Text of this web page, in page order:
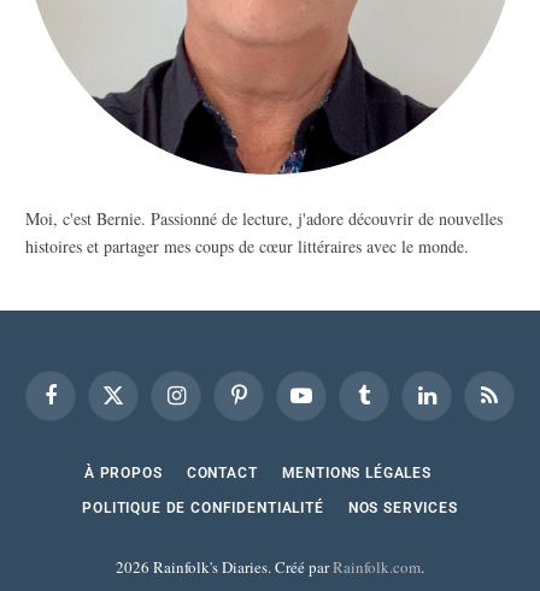
Moi, c'est Bernie. Passionné de lecture, j'adore découvrir de nouvelles
histoires et partager mes coups de cœur littéraires avec le monde.
FacebookX
InstagramPinterest YouTube Tumblr LinkedInRSS
À PROPOS CONTACT MENTIONS LÉGALES
POLITIQUE DE CONFIDENTIALITÉ NOS SERVICES
2026 Rainfolk's Diaries. Créé parRainfolk.com.